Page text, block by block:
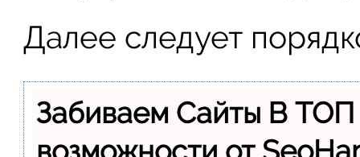
Далее следует
Забиваем Сайты В